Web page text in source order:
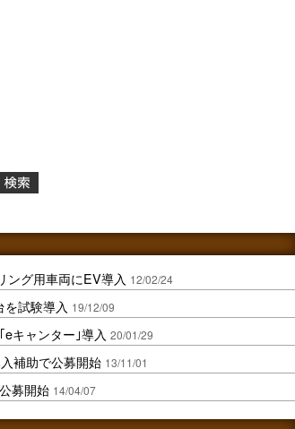
ング用車両にEV導入 12/02/24
試験導入 19/12/09
キャンター｣導入 20/01/29
補助で公募開始 13/11/01
募開始 14/04/07